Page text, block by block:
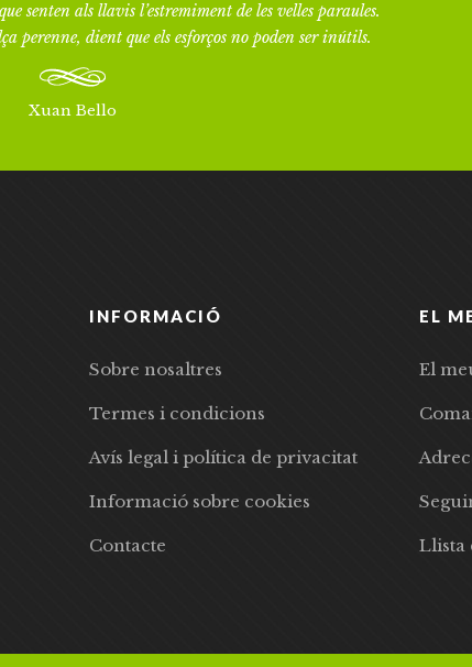
senten als llavis l’estremiment de les velles paraules.
perenne, dient que els esforços no poden ser inútils.
Xuan Bello
INFORMACIÓ
Sobre nosaltres
Termes i condicions
Avís legal i política de privacitat
Informació sobre cookies
Contacte
EL
El
Llista